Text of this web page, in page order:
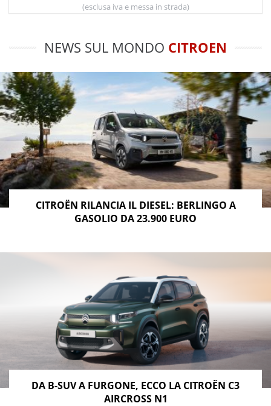
(esclusa iva e messa in strada)
NEWS SUL MONDO CITROEN
CITROËN RILANCIA IL DIESEL: BERLINGO A
GASOLIO DA 23.900 EURO
DA B-SUV A FURGONE, ECCO LA CITROËN C3
AIRCROSS N1